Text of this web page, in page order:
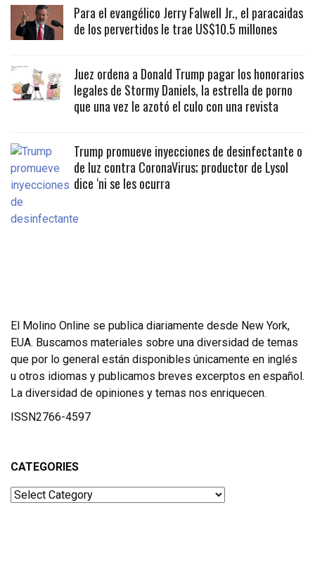
Para el evangélico Jerry Falwell Jr., el paracaidas
de los pervertidos le trae US$10.5 millones
Juez ordena a Donald Trump pagar los honorarios
legales de Stormy Daniels, la estrella de porno
que una vez le azotó el culo con una revista
Trump promueve inyecciones de desinfectante o
de luz contra CoronaVirus; productor de Lysol
dice ‘ni se les ocurra
El Molino Online se publica diariamente desde New York,
EUA. Buscamos materiales sobre una diversidad de temas
que por lo general están disponibles únicamente en inglés
u otros idiomas y publicamos breves excerptos en español.
La diversidad de opiniones y temas nos enriquecen.
ISSN2766-4597
CATEGORIES
Categories